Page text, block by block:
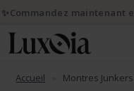
Accueil Montres
✨Commandez maintenant